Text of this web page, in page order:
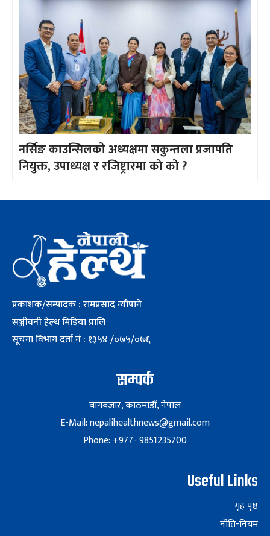
नर्सिङ काउन्सिलको अध्यक्षमा सकुन्तला प्रजापति
नियुक्त, उपाध्यक्ष र रजिष्ट्रारमा को को ?
प्रकाशक/सम्पादक : रामप्रसाद न्यौपाने
सञ्जीवनी हेल्थ मिडिया प्रालि
सूचना विभाग दर्ता नं : १३५४ /०७५/०७६
सम्पर्क
बागबजार, काठमाडौं, नेपाल
E-Mail: nepalihealthnews@gmail.com
Phone: +977- 9851235700
Useful Links
गृह पृष्ठ
नीति-नियम